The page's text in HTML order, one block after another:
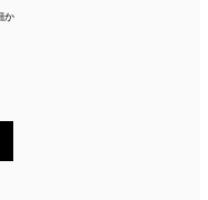
か